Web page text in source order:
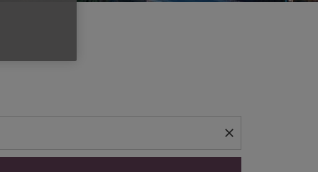
close